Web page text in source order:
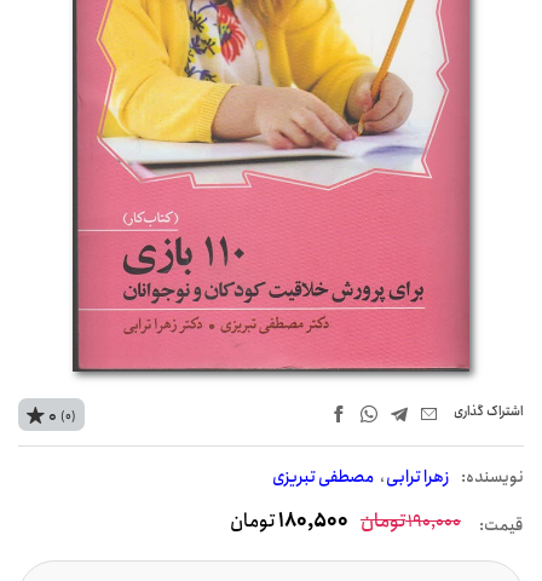
اشتراک‌ گذاری
نويسنده: زهرا ترابی مصطفی تبریزی
0 (0)
قیمت: 190,000تومان 180,500تومان